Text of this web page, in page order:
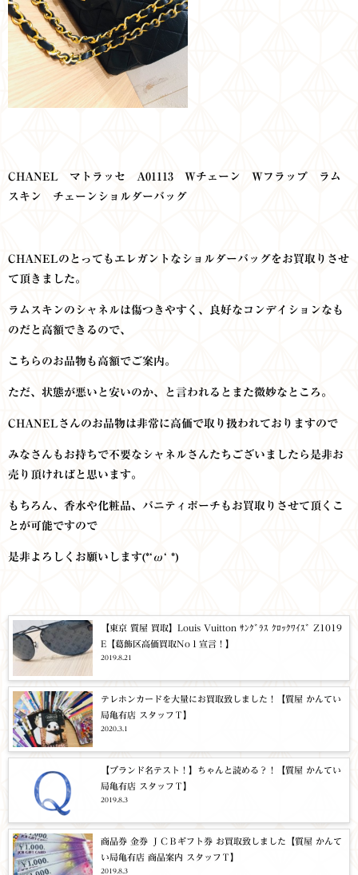
CHANEL マトラッセ A01113 Wチェーン Wフラップ
ラム
スキン チェーンショルダーバッグ
CHANELのとってもエレガントなショルダーバッグをお買取りさせ
て頂きました。
ラムスキンのシャネルは傷つきやすく、良好なコンデイションなも
のだと高額できるので、
こちらのお品物も高額でご案内。
ただ、状態が悪いと安いのか、と言われるとまた微妙なところ。
CHANELさんのお品物は非常に高価で取り扱われておりますので
みなさんもお持ちで不要なシャネルさんたちございましたら是非お
売り頂ければと思います。
もちろん、香水や化粧品、バニティポーチもお買取りさせて頂くこ
とが可能ですので
是非よろしくお願いします(*‘ω‘ *)
【東京 質屋 買取】Louis Vuitton ｻﾝｸﾞﾗｽ ｸﾛｯｸﾜｲｽﾞ Z1019
E【葛飾区高価買取No１宣言！】
2019.8.21
テレホンカードを大量にお買取致しました！【質屋 かんてい
局亀有店 スタッフＴ】
2020.3.1
【ブランド名テスト！】ちゃんと読める？！【質屋 かんてい
局亀有店 スタッフＴ】
2019.8.3
商品券 金券 ＪＣＢギフト券 お買取致しました【質屋 かんて
い局亀有店 商品案内 スタッフＴ】
2019.8.3